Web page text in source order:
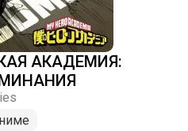
АКАДЕМИЯ: